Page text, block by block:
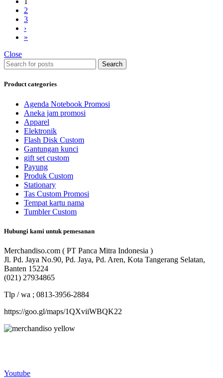
2
3
›
»
Close
Search
Product categories
Agenda Notebook Promosi
Aneka jam promosi
Apparel
Elektronik
Flash Disk Custom
Gantungan kunci
gift set custom
Payung
Produk Custom
Stationary
Tas Custom Promosi
Tempat kartu nama
Tumbler Custom
Hubungi kami untuk pemesanan
Merchandiso.com ( PT Panca Mitra Indonesia )
Jl. Pd. Jaya No.90, Pd. Jaya, Pd. Aren, Kota Tangerang Selatan,
Banten 15224
(021) 27934865
Tlp / wa ; 0813-3956-2884
https://goo.gl/maps/1QXviiWBQK22
Youtube